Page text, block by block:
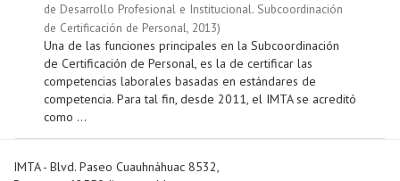
de Desarrollo Profesional e Institucional. Subcoordinación
de Certificación de Personal, 2013)
Una de las funciones principales en la Subcoordinación
de Certificación de Personal, es la de certificar las
competencias laborales basadas en estándares de
competencia. Para tal fin, desde 2011, el IMTA se acreditó
como ...
IMTA - Blvd. Paseo Cuauhnáhuac 8532,